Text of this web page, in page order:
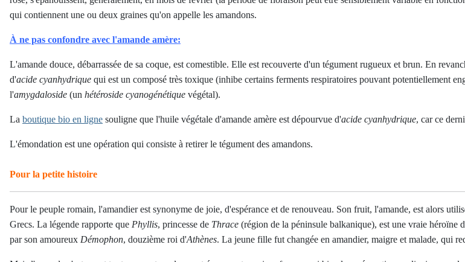
qui contiennent une ou deux graines qu'on appelle les amandons.
À ne pas confondre avec l'amande amère:
L'amande douce, débarrassée de sa coque, est comestible. Elle est recouverte d'un tégument rugueux et brun. En
d'acide cyanhydrique qui est un composé très toxique (inhibe certains ferments respiratoires pouvant potentiellement
l'amygdaloside (un hétéroside cyanogénétique végétal).
La boutique bio en ligne souligne que l'huile végétale d'amande amère est dépourvue d'acide cyanhydrique, car ce
L'émondation est une opération qui consiste à retirer le tégument des amandons.
Pour la petite histoire
Pour le peuple romain, l'amandier est synonyme de joie, d'espérance et de renouveau. Son fruit, l'amande, est alors
Grecs. La légende rapporte que Phyllis, princesse de Thrace (région de la péninsule balkanique), est une vraie héroïne
par son amoureux Démophon, douzième roi d'Athènes. La jeune fille fut changée en amandier, maigre et malade, qui